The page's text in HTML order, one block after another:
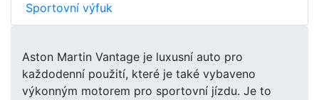
Sportovní výfuk
Aston Martin Vantage je luxusní auto pro
každodenní použití, které je také vybaveno
výkonným motorem pro sportovní jízdu. Je to